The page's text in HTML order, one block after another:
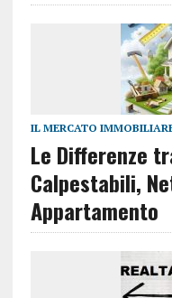
IL MERCATO
Le Differenze
Calpestabili,
Appartamento